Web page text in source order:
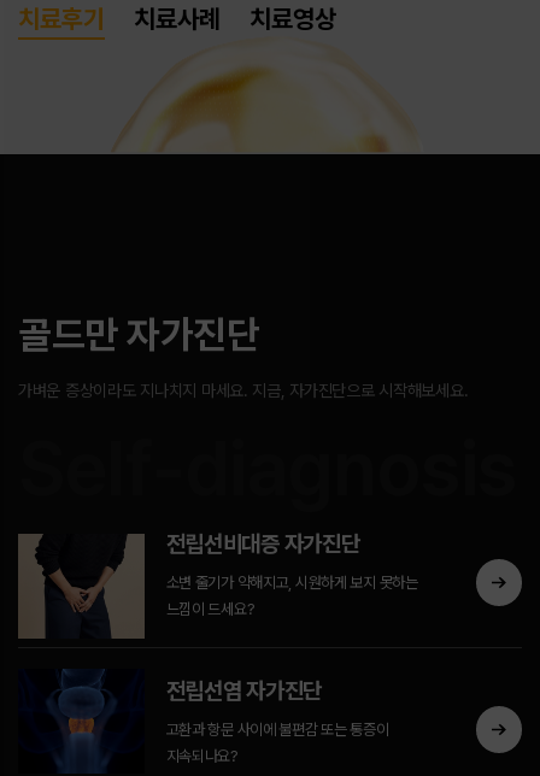
치료후기 치료사례 치료영상
골드만 자가진단
가벼운 증상이라도 지나치지 마세요. 지금, 자가진단으로 시작해보세요.
전립선비대증 자가진단
소변 줄기가 약해지고, 시원하게 보지 못하는
느낌이 드세요?
전립선염 자가진단
고환과 항문 사이에 불편감 또는 통증이
지속되나요?